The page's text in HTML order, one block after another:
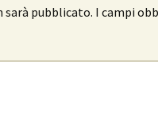
pubblicato. I campi